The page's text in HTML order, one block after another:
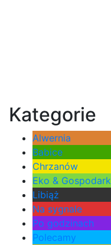
Kategorie
Alwernia
Babice
Chrzanów
Eko &
Libiąż
Na sygnale
Po godzinach
Polecamy